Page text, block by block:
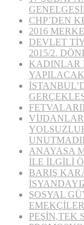
CHP’DEN
2016
DEVLET
2015/2.
KADINLAR
YAPILACAK
ANAYASA
İLE İLGİLİ
BARIŞ
SOSYAL
PEŞİN,TEK